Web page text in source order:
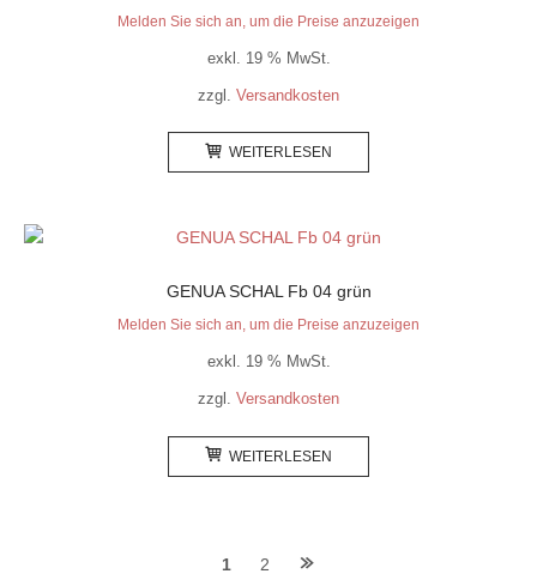
Melden Sie sich an, um die Preise anzuzeigen
exkl. 19 % MwSt.
zzgl. Versandkosten
WEITERLESEN
GENUA SCHAL Fb 04 grün
Melden Sie sich an, um die Preise anzuzeigen
exkl. 19 % MwSt.
zzgl. Versandkosten
WEITERLESEN
1 2